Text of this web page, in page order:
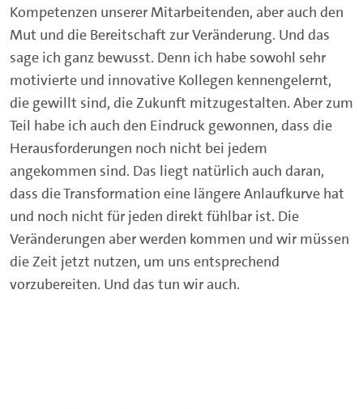
Kompetenzen unserer Mitarbeitenden, aber auch den
Mut und die Bereitschaft zur Veränderung. Und das
sage ich ganz bewusst. Denn ich habe sowohl sehr
motivierte und innovative Kollegen kennengelernt,
die gewillt sind, die Zukunft mitzugestalten. Aber zum
Teil habe ich auch den Eindruck gewonnen, dass die
Herausforderungen noch nicht bei jedem
angekommen sind. Das liegt natürlich auch daran,
dass die Transformation eine längere Anlaufkurve hat
und noch nicht für jeden direkt fühlbar ist. Die
Veränderungen aber werden kommen und wir müssen
die Zeit jetzt nutzen, um uns entsprechend
vorzubereiten. Und das tun wir auch.